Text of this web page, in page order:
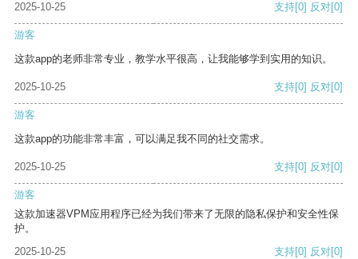
2025-10-25 支持[0] 反对[0]
游客
这款app的老师非常专业，教学水平很高，让我能够学到实用的知识。
2025-10-25 支持[0] 反对[0]
游客
这款app的功能非常丰富，可以满足我不同的社交需求。
2025-10-25 支持[0] 反对[0]
游客
这款加速器VPM应用程序已经为我们带来了无限的隐私保护和安全性保
护。
2025-10-25
支持[0] 反对[0]